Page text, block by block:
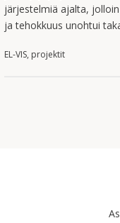
järjestelmiä ajalta,
ja tehokkuus unohtui
EL-VIS, projektit